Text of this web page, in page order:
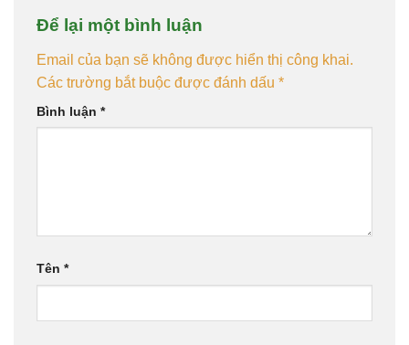
Để lại một bình luận
Email của bạn sẽ không được hiển thị công khai.
Các trường bắt buộc được đánh dấu *
Bình luận *
Tên *